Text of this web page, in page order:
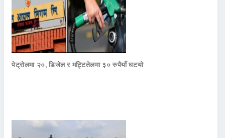
पेट्रोलमा २०, डिजेल र मट्टितेलमा ३० रुपैयाँ घटयो